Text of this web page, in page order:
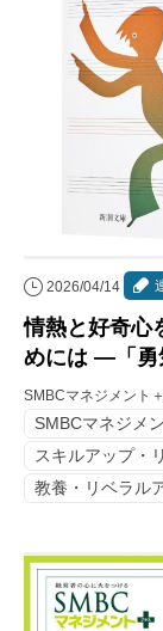
2026/04/14
情熱と好奇心
めには ―「勇
SMBCマネジメント
SMBCマネジメ
スキルアップ・
教養・リベラル